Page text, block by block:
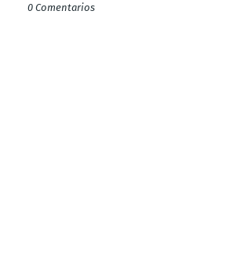
0 Comentarios